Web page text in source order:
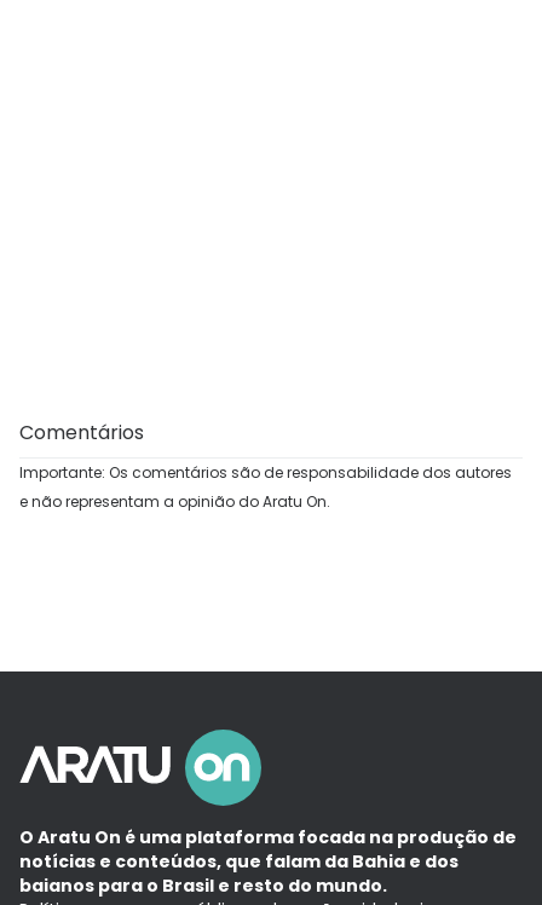
Comentários
Importante: Os comentários são de responsabilidade dos autores
e não representam a opinião do Aratu On.
O Aratu On é uma plataforma focada na produção de
notícias e conteúdos, que falam da Bahia e dos
baianos para o Brasil e resto do mundo.